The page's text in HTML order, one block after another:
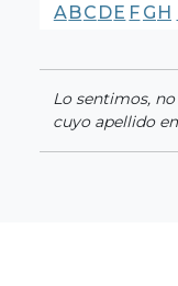
A BC DE F G H
Lo sentimos,
cuyo apellido